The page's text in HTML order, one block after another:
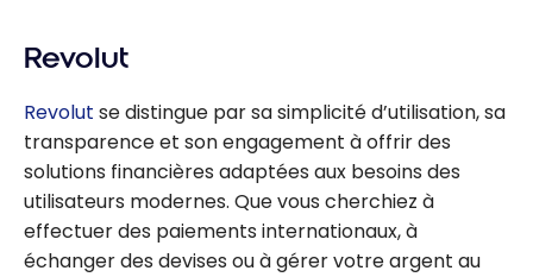
Revolut
Revolut se distingue par sa simplicité d’utilisation, sa
transparence et son engagement à offrir des
solutions financières adaptées aux besoins des
utilisateurs modernes. Que vous cherchiez à
effectuer des paiements internationaux, à
échanger des devises ou à gérer votre argent au